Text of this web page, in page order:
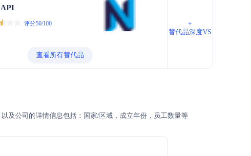
API
评分50/100
查看所有替代品
+
替代品深度VS
及公司的详情信息包括：国家/区域，成立年份，员工数量等